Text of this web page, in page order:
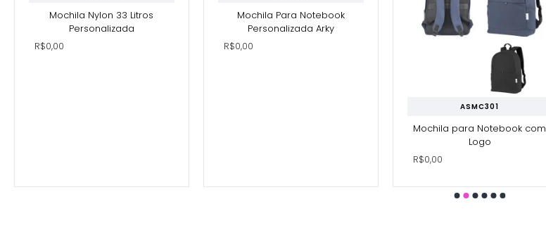
Mochila Nylon 33 Litros
Personalizada
R$0,00
Mochila Para Notebook
Personalizada Arky
R$0,00
ASMC301
Mochila para Notebook com
Logo
R$0,00